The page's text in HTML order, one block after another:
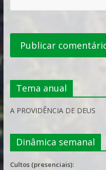
Tema anual
A PROVIDÊNCIA DE DEUS
Dinâmica semanal
Cultos (presenciais):